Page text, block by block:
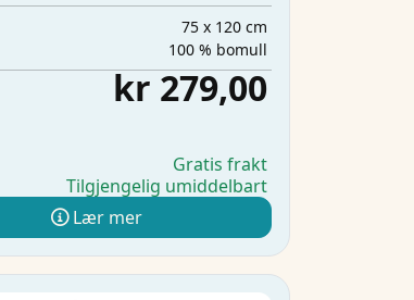
75 x 120 cm
100 % bomull
kr 279,00
Gratis frakt
Tilgjengelig umiddelbart
Lær mer